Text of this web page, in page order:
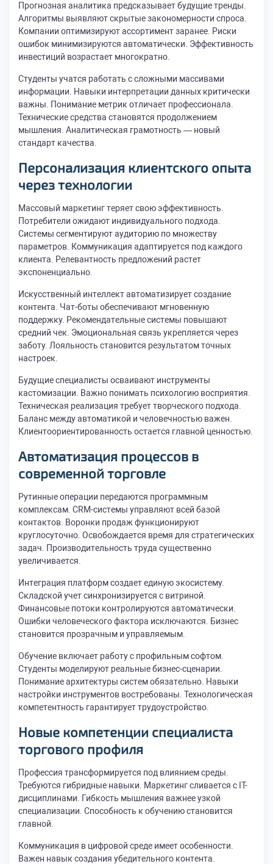
Прогнозная аналитика предсказывает будущие тренды.
Алгоритмы выявляют скрытые закономерности спроса.
Компании оптимизируют ассортимент заранее. Риски
ошибок минимизируются автоматически. Эффективность
инвестиций возрастает многократно.
Студенты учатся работать с сложными массивами
информации. Навыки интерпретации данных критически
важны. Понимание метрик отличает профессионала.
Технические средства становятся продолжением
мышления. Аналитическая грамотность — новый
стандарт качества.
Персонализация клиентского опыта
через технологии
Массовый маркетинг теряет свою эффективность.
Потребители ожидают индивидуального подхода.
Системы сегментируют аудиторию по множеству
параметров. Коммуникация адаптируется под каждого
клиента. Релевантность предложений растет
экспоненциально.
Искусственный интеллект автоматизирует создание
контента. Чат-боты обеспечивают мгновенную
поддержку. Рекомендательные системы повышают
средний чек. Эмоциональная связь укрепляется через
заботу. Лояльность становится результатом точных
настроек.
Будущие специалисты осваивают инструменты
кастомизации. Важно понимать психологию восприятия.
Техническая реализация требует творческого подхода.
Баланс между автоматикой и человечностью важен.
Клиентоориентированность остается главной ценностью.
Автоматизация процессов в
современной торговле
Рутинные операции передаются программным
комплексам. CRM-системы управляют всей базой
контактов. Воронки продаж функционируют
круглосуточно. Освобождается время для стратегических
задач. Производительность труда существенно
увеличивается.
Интеграция платформ создает единую экосистему.
Складской учет синхронизируется с витриной.
Финансовые потоки контролируются автоматически.
Ошибки человеческого фактора исключаются. Бизнес
становится прозрачным и управляемым.
Обучение включает работу с профильным софтом.
Студенты моделируют реальные бизнес-сценарии.
Понимание архитектуры систем обязательно. Навыки
настройки инструментов востребованы. Технологическая
компетентность гарантирует трудоустройство.
Новые компетенции специалиста
торгового профиля
Профессия трансформируется под влиянием среды.
Требуются гибридные навыки. Маркетинг сливается с IT-
дисциплинами. Гибкость мышления важнее узкой
специализации. Способность к обучению становится
главной.
Коммуникация в цифровой среде имеет особенности.
Важен навык создания убедительного контента.